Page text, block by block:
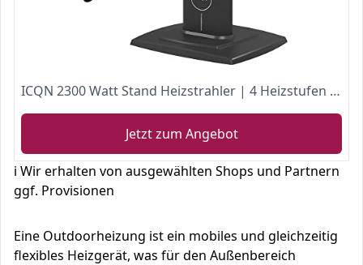
ICQN 2300 Watt Stand Heizstrahler | 4 Heizstufen mit Fernbedienung | Kohlenstoff Infrarotstrahler für Innen- & Außenbereich | Terrassenstrahler | Digitalanzeige (Standard 2300W)
Jetzt zum Angebot
ℹ️ Wir erhalten von ausgewählten Shops und Partnern
ggf. Provisionen
Eine Outdoorheizung ist ein mobiles und gleichzeitig
flexibles Heizgerät, was für den Außenbereich